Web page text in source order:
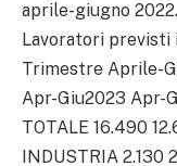
aprile-giugno 2022.
Lavoratori previsti
Trimestre Aprile-
Apr-Giu2023 Apr-
TOTALE 16.490
INDUSTRIA 2.130